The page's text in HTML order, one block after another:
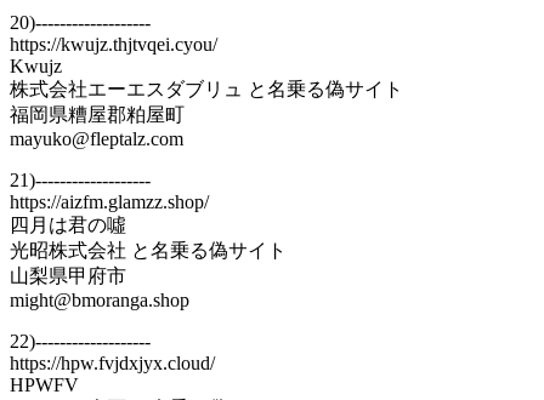
20)-------------------
https://kwujz.thjtvqei.cyou/
Kwujz
株式会社エーエスダブリュ と名乗る偽サイト
福岡県糟屋郡粕屋町
mayuko@fleptalz.com
21)-------------------
https://aizfm.glamzz.shop/
四月は君の噓
光昭株式会社 と名乗る偽サイト
山梨県甲府市
might@bmoranga.shop
22)-------------------
https://hpw.fvjdxjyx.cloud/
HPWFV